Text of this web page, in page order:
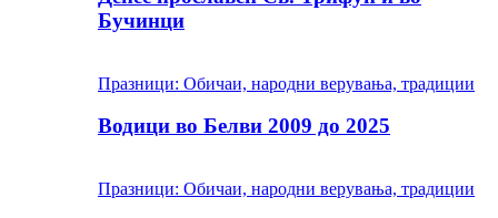
Бучинци
Празници: Обичаи, народни верувања, традиции
Водици во Белви 2009 до 2025
Празници: Обичаи, народни верувања, традиции